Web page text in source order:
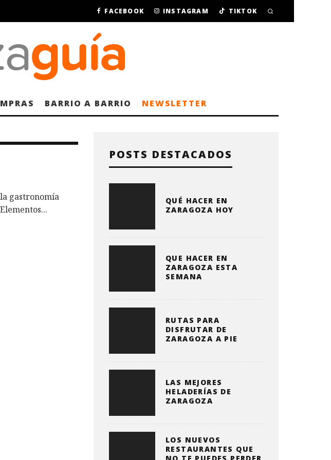
FACEBOOK INSTAGRAM TIKTOK
BARRIO A BARRIO NEWSLETTER
gastronomía
...
POSTS DESTACADOS
QUÉ HACER EN
ZARAGOZA HOY
QUE HACER EN
ZARAGOZA ESTA
SEMANA
RUTAS PARA
DISFRUTAR DE
ZARAGOZA A PIE
LAS MEJORES
HELADERÍAS DE
ZARAGOZA
LOS NUEVOS
RESTAURANTES QUE
NO TE PUEDES PERDER